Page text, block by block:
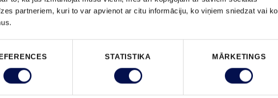
partneriem, kuri to var apvienot ar citu informāciju, ko viņiem sniedzat vai ko
STATISTIKA MĀRKETINGS